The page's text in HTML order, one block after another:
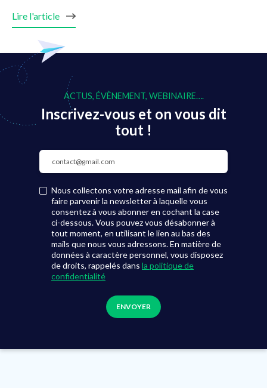
Lire l'article
ACTUS, ÉVÈNEMENT, WEBINAIRE….
Inscrivez-vous et on vous dit
tout !
Nous collectons votre adresse mail afin de vous
faire parvenir la newsletter à laquelle vous
consentez à vous abonner en cochant la case
ci-dessous. Vous pouvez vous désabonner à
tout moment, en utilisant le lien au bas des
mails que nous vous adressons. En matière de
données à caractère personnel, vous disposez
de droits, rappelés dans la politique de
confidentialité